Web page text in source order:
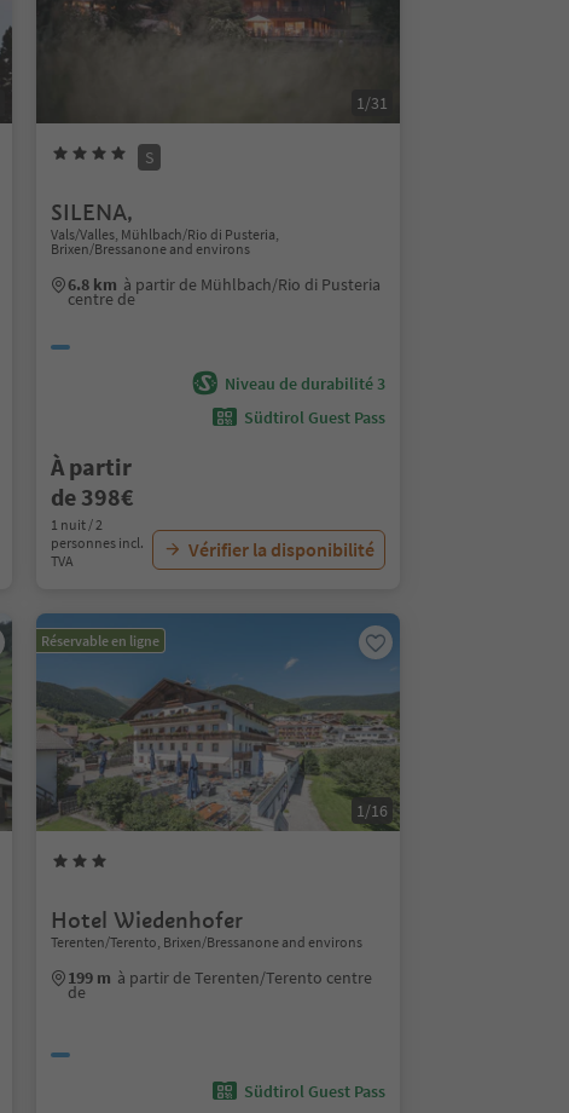
1/31
S
SILENA,
Vals/Valles, Mühlbach/Rio di Pusteria,
Brixen/Bressanone and environs
6.8 km à partir de Mühlbach/Rio di Pusteria
centre de
Niveau de durabilité 3
Südtirol Guest Pass
À partir
de 398€
1 nuit / 2
personnes incl.
TVA
Vérifier la disponibilité
Réservable en ligne
1/16
Hotel Wiedenhofer
Terenten/Terento, Brixen/Bressanone and environs
199 m à partir de Terenten/Terento centre
de
Südtirol Guest Pass